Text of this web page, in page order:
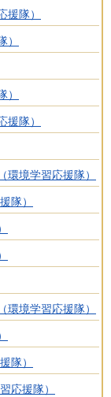
隊）
隊）
境学習応援隊）
隊）
境学習応援隊）
隊）
応援隊）